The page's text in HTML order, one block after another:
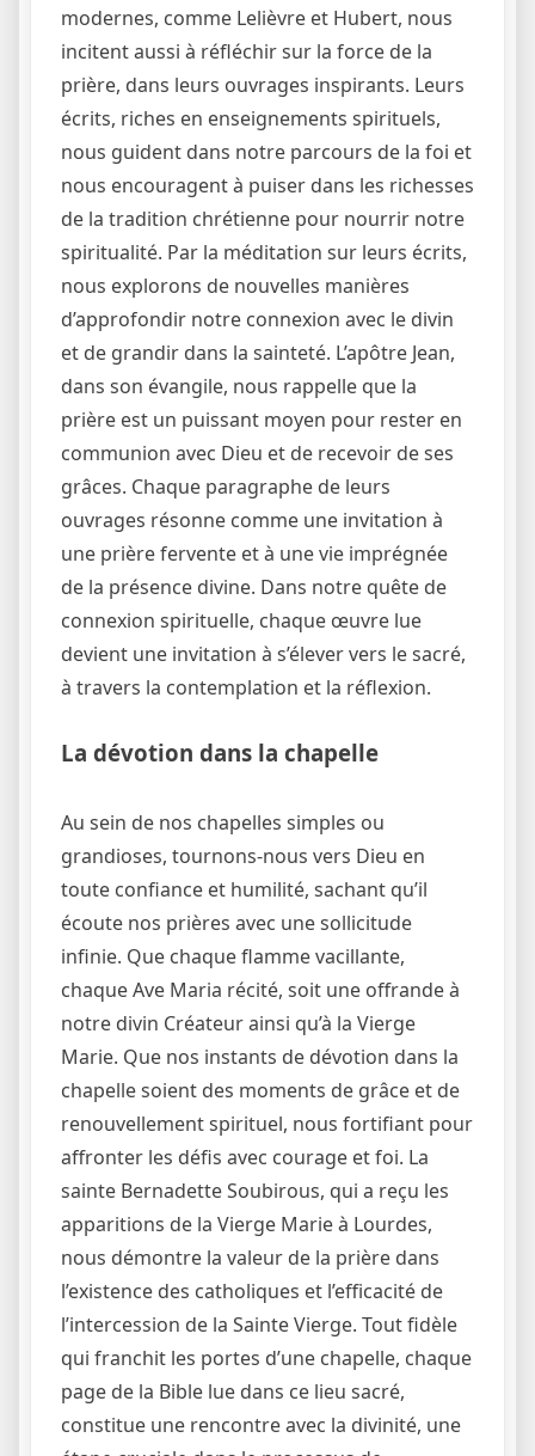
modernes, comme Lelièvre et Hubert, nous
incitent aussi à réfléchir sur la force de la
prière, dans leurs ouvrages inspirants. Leurs
écrits, riches en enseignements spirituels,
nous guident dans notre parcours de la foi et
nous encouragent à puiser dans les richesses
de la tradition chrétienne pour nourrir notre
spiritualité. Par la méditation sur leurs écrits,
nous explorons de nouvelles manières
d’approfondir notre connexion avec le divin
et de grandir dans la sainteté. L’apôtre Jean,
dans son évangile, nous rappelle que la
prière est un puissant moyen pour rester en
communion avec Dieu et de recevoir de ses
grâces. Chaque paragraphe de leurs
ouvrages résonne comme une invitation à
une prière fervente et à une vie imprégnée
de la présence divine. Dans notre quête de
connexion spirituelle, chaque œuvre lue
devient une invitation à s’élever vers le sacré,
à travers la contemplation et la réflexion.
La dévotion dans la chapelle
Au sein de nos chapelles simples ou
grandioses, tournons-nous vers Dieu en
toute confiance et humilité, sachant qu’il
écoute nos prières avec une sollicitude
infinie. Que chaque flamme vacillante,
chaque Ave Maria récité, soit une offrande à
notre divin Créateur ainsi qu’à la Vierge
Marie. Que nos instants de dévotion dans la
chapelle soient des moments de grâce et de
renouvellement spirituel, nous fortifiant pour
affronter les défis avec courage et foi. La
sainte Bernadette Soubirous, qui a reçu les
apparitions de la Vierge Marie à Lourdes,
nous démontre la valeur de la prière dans
l’existence des catholiques et l’efficacité de
l’intercession de la Sainte Vierge. Tout fidèle
qui franchit les portes d’une chapelle, chaque
page de la Bible lue dans ce lieu sacré,
constitue une rencontre avec la divinité, une